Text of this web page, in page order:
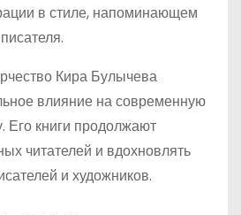
в стиле, напоминающем
Кира Булычева
влияние на современную
Его книги продолжают
читателей и вдохновлять
и художников.